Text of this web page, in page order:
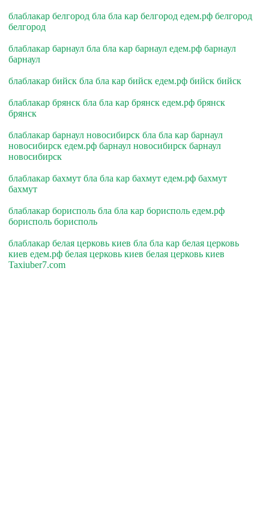
блаблакар белгород бла бла кар белгород едем.рф белгород
белгород
блаблакар барнаул бла бла кар барнаул едем.рф барнаул
барнаул
блаблакар бийск бла бла кар бийск едем.рф бийск бийск
блаблакар брянск бла бла кар брянск едем.рф брянск
брянск
блаблакар барнаул новосибирск бла бла кар барнаул
новосибирск едем.рф барнаул новосибирск барнаул
новосибирск
блаблакар бахмут бла бла кар бахмут едем.рф бахмут
бахмут
блаблакар борисполь бла бла кар борисполь едем.рф
борисполь борисполь
блаблакар белая церковь киев бла бла кар белая церковь
киев едем.рф белая церковь киев белая церковь киев
Taxiuber7.com